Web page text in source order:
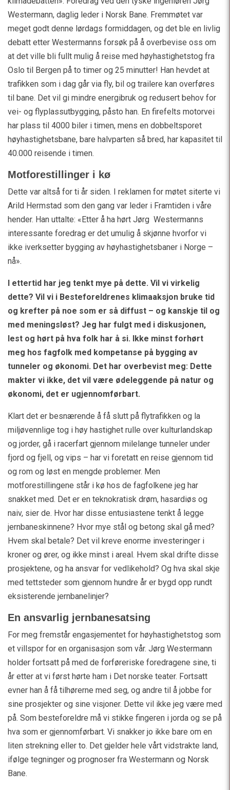
Westermann, daglig leder i Norsk Bane. Fremmøtet var
meget godt denne lørdags formiddagen, og det ble en livlig
debatt etter Westermanns forsøk på å overbevise oss om
at det ville bli fullt mulig å reise med høyhastighetstog fra
Oslo til Bergen på to timer og 25 minutter! Han hevdet at
trafikken som i dag går via fly, bil og trailere kan overføres
til bane. Det vil gi mindre energibruk og redusert behov for
vei- og flyplassutbygging, påsto han. En firefelts motorvei
har plass til 4000 biler i timen, mens en dobbeltsporet
høyhastighetsbane, bare halvparten så bred, har kapasitet til
40.000 reisende i timen.
Motforestillinger i kø
Dette var altså for ti år siden. I reklamen for møtet siterte vi
Arild Hermstad som den gang var leder i Framtiden i våre
hender. Han uttalte: «Etter å ha hørt Jørg Westermanns
interessante foredrag er det umulig å skjønne hvorfor vi
ikke iverksetter bygging av høyhastighetsbaner i Norge –
nå».
I ettertid har jeg tenkt mye på dette. Vil vi virkelig
dette? Vil vi i Besteforeldrenes klimaaksjon bruke tid
og krefter på noe som er så diffust – og kanskje til og
med meningsløst? Jeg har fulgt med i diskusjonen,
lest og hørt på hva folk har å si. Ikke minst forhørt
meg hos fagfolk med kompetanse på bygging av
tunneler og økonomi. Det har overbevist meg: Dette
makter vi ikke, det vil være ødeleggende på natur og
økonomi, det er ugjennomførbart.
Klart det er besnærende å få slutt på flytrafikken og la
miljøvennlige tog i høy hastighet rulle over kulturlandskap
og jorder, gå i racerfart gjennom milelange tunneler under
fjord og fjell, og vips – har vi foretatt en reise gjennom tid
og rom og løst en mengde problemer. Men
motforestillingene står i kø hos de fagfolkene jeg har
snakket med. Det er en teknokratisk drøm, hasardiøs og
naiv, sier de. Hvor har disse entusiastene tenkt å legge
jernbaneskinnene? Hvor mye stål og betong skal gå med?
Hvem skal betale? Det vil kreve enorme investeringer i
kroner og ører, og ikke minst i areal. Hvem skal drifte disse
prosjektene, og ha ansvar for vedlikehold? Og hva skal skje
med tettsteder som gjennom hundre år er bygd opp rundt
eksisterende jernbanelinjer?
En ansvarlig jernbanesatsing
For meg fremstår engasjementet for høyhastighetstog som
et villspor for en organisasjon som vår. Jørg Westermann
holder fortsatt på med de forføreriske foredragene sine, ti
år etter at vi først hørte ham i Det norske teater. Fortsatt
evner han å få tilhørerne med seg, og andre til å jobbe for
sine prosjekter og sine visjoner. Dette vil ikke jeg være med
på. Som besteforeldre må vi stikke fingeren i jorda og se på
hva som er gjennomførbart. Vi snakker jo ikke bare om en
liten strekning eller to. Det gjelder hele vårt vidstrakte land,
ifølge tegninger og prognoser fra Westermann og Norsk
Bane.